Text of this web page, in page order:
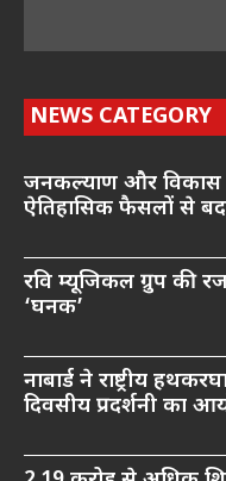
NEWS CATEGORY
जनकल्याण और विकास
ऐतिहासिक फैसलों से
रवि म्यूजिकल ग्रुप की
‘घनक’
नाबार्ड ने राष्ट्रीय
दिवसीय प्रदर्शनी का